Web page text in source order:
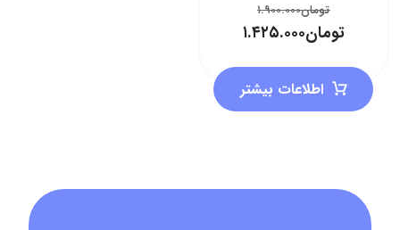
تومان۱.۹۰۰.۰۰۰
تومان۱.۴۲۵.۰۰۰
اطلاعات بیشتر